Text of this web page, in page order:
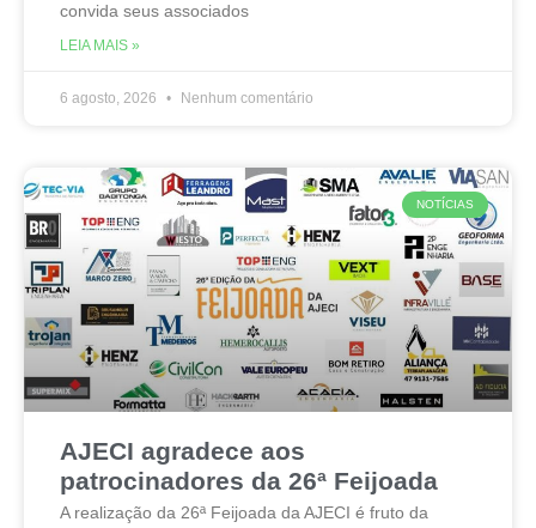
convida seus associados
LEIA MAIS »
6 agosto, 2026 Nenhum comentário
NOTÍCIAS
AJECI agradece aos
patrocinadores da 26ª Feijoada
A realização da 26ª Feijoada da AJECI é fruto da